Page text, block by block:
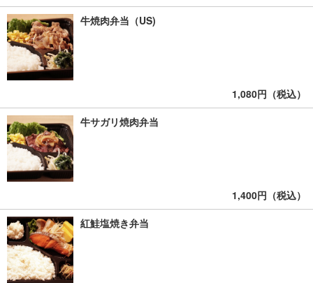
牛焼肉弁当（US)
1,080円（税込）
牛サガリ焼肉弁当
1,400円（税込）
紅鮭塩焼き弁当